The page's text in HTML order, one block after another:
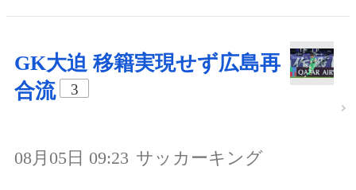
GK大迫 移籍実現せず広島再
合流
3
08月05日 09:23 サッカーキング